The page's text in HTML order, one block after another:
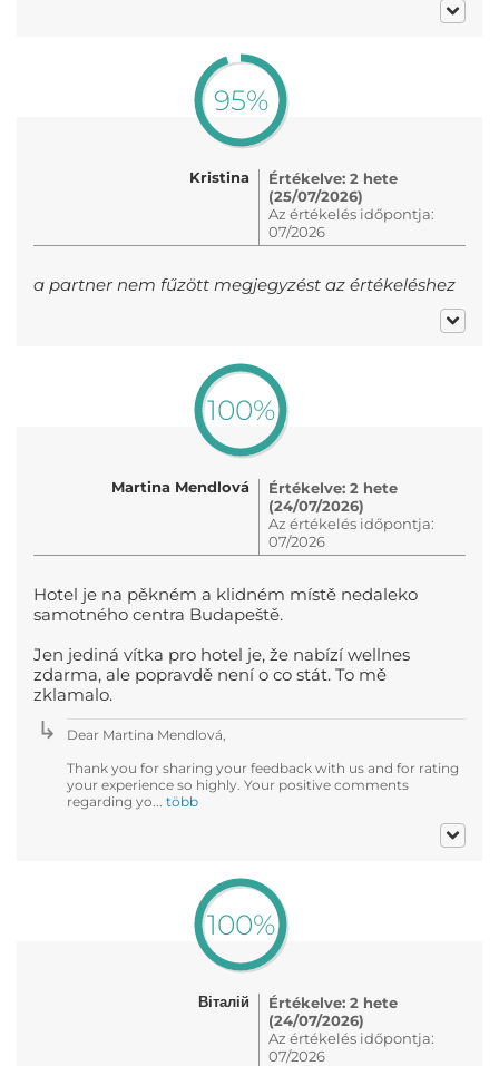
95%
Kristina
Értékelve: 2 hete
(25/07/2026)
Az értékelés időpontja:
07/2026
a partner nem fűzött megjegyzést az értékeléshez
100%
Martina Mendlová
Értékelve: 2 hete
(24/07/2026)
Az értékelés időpontja:
07/2026
Hotel je na pěkném a klidném místě nedaleko
samotného centra Budapeště.
Jen jediná vítka pro hotel je, že nabízí wellnes
zdarma, ale popravdě není o co stát. To mě
zklamalo.
Dear Martina Mendlová,
Thank you for sharing your feedback with us and for rating
your experience so highly. Your positive comments
regarding yo... több
100%
Віталій
Értékelve: 2 hete
(24/07/2026)
Az értékelés időpontja:
07/2026